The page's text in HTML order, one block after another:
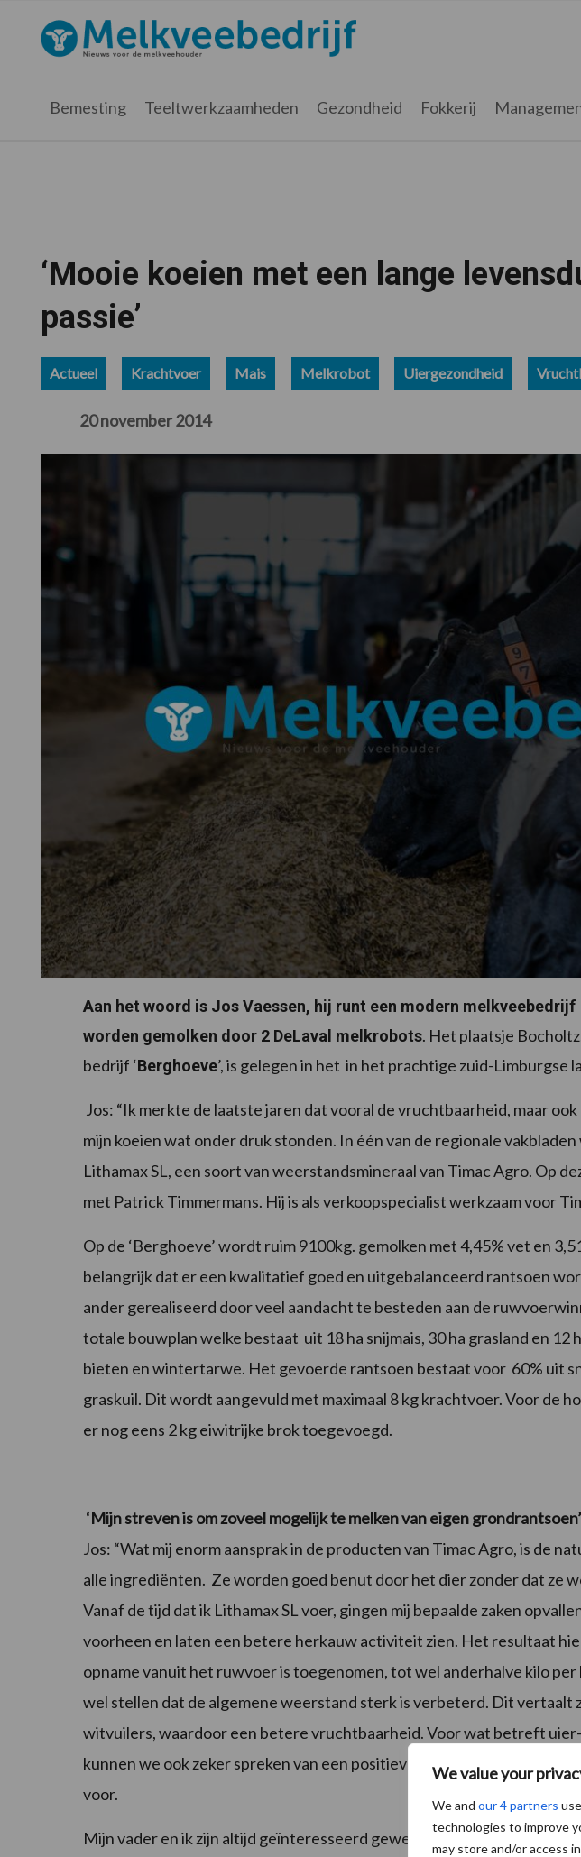
We value your
We and our 4 partners
technologies to improve
may store and/or access
hoofdnavigatie
hoofd
eerste
voettekst
Melkveebedrijf.nl
Bemesting Teeltwerkzaamheden Gezondheid Fokkerij
‘Mooie koeien met een lange
passie’
Actueel Krachtvoer Mais Melkrobot Uiergezondheid
20 november 2014
Aan het woord is Jos Vaessen, hij runt een modern
worden gemolken door 2 DeLaval melkrobots. Het plaatsje
bedrijf ‘Berghoeve’, is gelegen in het in het prachtige zuid-Limburgse
Jos: “Ik merkte de laatste jaren dat vooral de vruchtbaarheid, maar
mijn koeien wat onder druk stonden. In één van de regionale
Lithamax SL, een soort van weerstandsmineraal van Timac Agro. Op
met Patrick Timmermans. Hij is als verkoopspecialist werkzaam voor
Op de ‘Berghoeve’ wordt ruim 9100kg. gemolken met 4,45% vet en
belangrijk dat er een kwalitatief goed en uitgebalanceerd rantsoen
ander gerealiseerd door veel aandacht te besteden aan de
totale bouwplan welke bestaat uit 18 ha snijmais, 30 ha grasland en 12
bieten en wintertarwe. Het gevoerde rantsoen bestaat voor 60% uit
graskuil. Dit wordt aangevuld met maximaal 8 kg krachtvoer. Voor de
er nog eens 2 kg eiwitrijke brok toegevoegd.
‘Mijnstreven is om zoveel mogelijk te melken van eigen grondrantsoen’
Jos: “Wat mij enorm aansprak in de producten van Timac Agro, is de
alle ingrediënten. Ze worden goed benut door het dier zonder dat ze
Vanaf de tijd dat ik Lithamax SL voer, gingen mij bepaalde zaken
voorheen en laten een betere herkauw activiteit zien. Het resultaat
opname vanuit het ruwvoer is toegenomen, tot wel anderhalve kilo per
wel stellen dat de algemene weerstand sterk is verbeterd. Dit vertaalt
witvuilers, waardoor een betere vruchtbaarheid. Voor wat betreft
kunnen we ook zeker spreken van een positieve wending, mortelaro
voor.
Mijn vader en ik zijn altijd geïnteresseerd geweest in de fokkerij,